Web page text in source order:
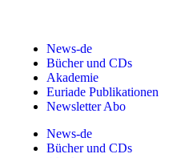
News-de
Bücher und CDs
Akademie
Euriade Publikationen
Newsletter Abo
News-de
Bücher und CDs